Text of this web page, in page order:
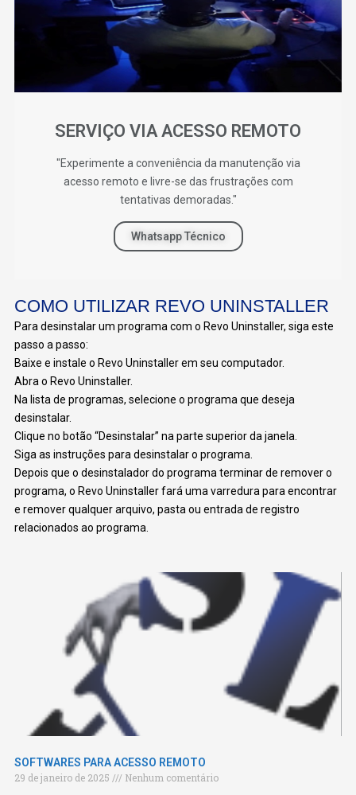
SERVIÇO VIA ACESSO REMOTO
"Experimente a conveniência da manutenção via
acesso remoto e livre-se das frustrações com
tentativas demoradas."
Whatsapp Técnico
COMO UTILIZAR REVO UNINSTALLER
Para desinstalar um programa com o Revo Uninstaller, siga este
passo a passo:
Baixe e instale o Revo Uninstaller em seu computador.
Abra o Revo Uninstaller.
Na lista de programas, selecione o programa que deseja
desinstalar.
Clique no botão “Desinstalar” na parte superior da janela.
Siga as instruções para desinstalar o programa.
Depois que o desinstalador do programa terminar de remover o
programa, o Revo Uninstaller fará uma varredura para encontrar
e remover qualquer arquivo, pasta ou entrada de registro
relacionados ao programa.
SOFTWARES PARA ACESSO REMOTO
29 de janeiro de 2025
Nenhum comentário